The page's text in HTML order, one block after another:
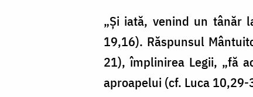
„Și iată, venind un tânăr
19,16). Răspunsul
21), împlinirea Legii, „fă
aproapelui (cf. Luca 10,29-